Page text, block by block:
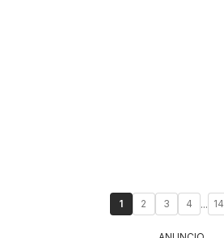
1 2 3 4 ... 14